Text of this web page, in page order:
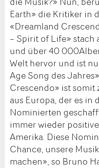
Earth» die Kritiker in
«Dreamland
– Spirit of Life»
und über 40
Welt hervor und ist
Age Song des
Crescendo» ist somit
aus Europa, der es in
Nominierten
immer wieder
Amerika. Diese
Chance, unsere
machen», so Bruno